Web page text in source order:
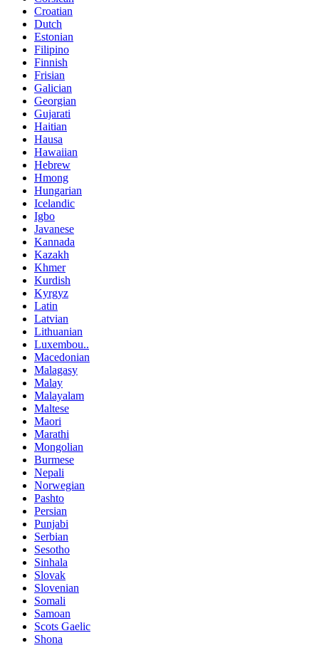
Croatian
Dutch
Estonian
Filipino
Finnish
Frisian
Galician
Georgian
Gujarati
Haitian
Hausa
Hawaiian
Hebrew
Hmong
Hungarian
Icelandic
Igbo
Javanese
Kannada
Kazakh
Khmer
Kurdish
Kyrgyz
Latin
Latvian
Lithuanian
Luxembou..
Macedonian
Malagasy
Malay
Malayalam
Maltese
Maori
Marathi
Mongolian
Burmese
Nepali
Norwegian
Pashto
Persian
Punjabi
Serbian
Sesotho
Sinhala
Slovak
Slovenian
Somali
Samoan
Scots Gaelic
Shona